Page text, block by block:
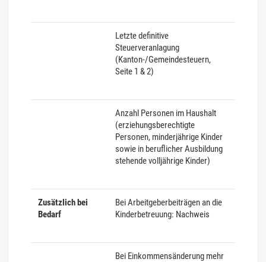
Letzte definitive
Steuerveranlagung
(Kanton-/Gemeindesteuern,
Seite 1 & 2)
Anzahl Personen im Haushalt
(erziehungsberechtigte
Personen, minderjährige Kinder
sowie in beruflicher Ausbildung
stehende volljährige Kinder)
Zusätzlich bei
Bedarf
Bei Arbeitgeberbeiträgen an die
Kinderbetreuung: Nachweis
Bei Einkommensänderung mehr